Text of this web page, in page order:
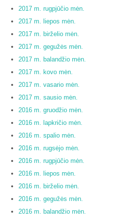
2017 m. rugpjūčio mėn.
2017 m. liepos mėn.
2017 m. birželio mėn.
2017 m. gegužės mėn.
2017 m. balandžio mėn.
2017 m. kovo mėn.
2017 m. vasario mėn.
2017 m. sausio mėn.
2016 m. gruodžio mėn.
2016 m. lapkričio mėn.
2016 m. spalio mėn.
2016 m. rugsėjo mėn.
2016 m. rugpjūčio mėn.
2016 m. liepos mėn.
2016 m. birželio mėn.
2016 m. gegužės mėn.
2016 m. balandžio mėn.